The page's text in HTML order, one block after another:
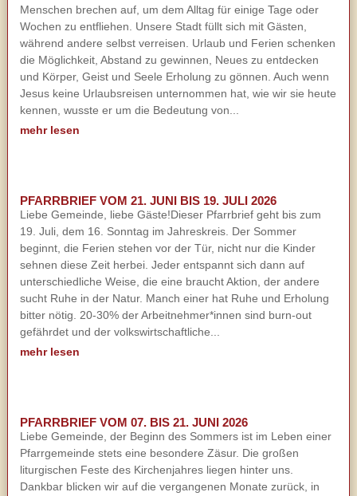
Menschen brechen auf, um dem Alltag für einige Tage oder
Wochen zu entfliehen. Unsere Stadt füllt sich mit Gästen,
während andere selbst verreisen. Urlaub und Ferien schenken
die Möglichkeit, Abstand zu gewinnen, Neues zu entdecken
und Körper, Geist und Seele Erholung zu gönnen. Auch wenn
Jesus keine Urlaubsreisen unternommen hat, wie wir sie heute
kennen, wusste er um die Bedeutung von...
mehr lesen
PFARRBRIEF VOM 21. JUNI BIS 19. JULI 2026
Liebe Gemeinde, liebe Gäste!Dieser Pfarrbrief geht bis zum
19. Juli, dem 16. Sonntag im Jahreskreis. Der Sommer
beginnt, die Ferien stehen vor der Tür, nicht nur die Kinder
sehnen diese Zeit herbei. Jeder entspannt sich dann auf
unterschiedliche Weise, die eine braucht Aktion, der andere
sucht Ruhe in der Natur. Manch einer hat Ruhe und Erholung
bitter nötig. 20-30% der Arbeitnehmer*innen sind burn-out
gefährdet und der volkswirtschaftliche...
mehr lesen
PFARRBRIEF VOM 07. BIS 21. JUNI 2026
Liebe Gemeinde, der Beginn des Sommers ist im Leben einer
Pfarrgemeinde stets eine besondere Zäsur. Die großen
liturgischen Feste des Kirchenjahres liegen hinter uns.
Dankbar blicken wir auf die vergangenen Monate zurück, in